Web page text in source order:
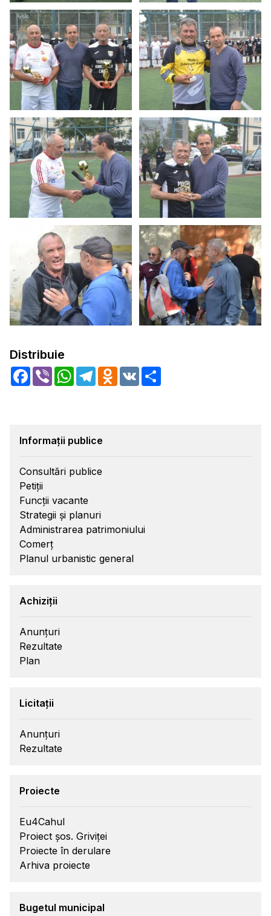
Distribuie
Facebook
Viber WhatsApp
TelegramOdnoklassniki
VK
Informații publice
Consultări publice
Petiții
Funcții vacante
Strategii și planuri
Administrarea patrimoniului
Comerț
Planul urbanistic general
Achiziții
Anunțuri
Rezultate
Plan
Licitații
Anunțuri
Rezultate
Proiecte
Eu4Cahul
Proiect șos. Griviței
Proiecte în derulare
Arhiva proiecte
Bugetul municipal